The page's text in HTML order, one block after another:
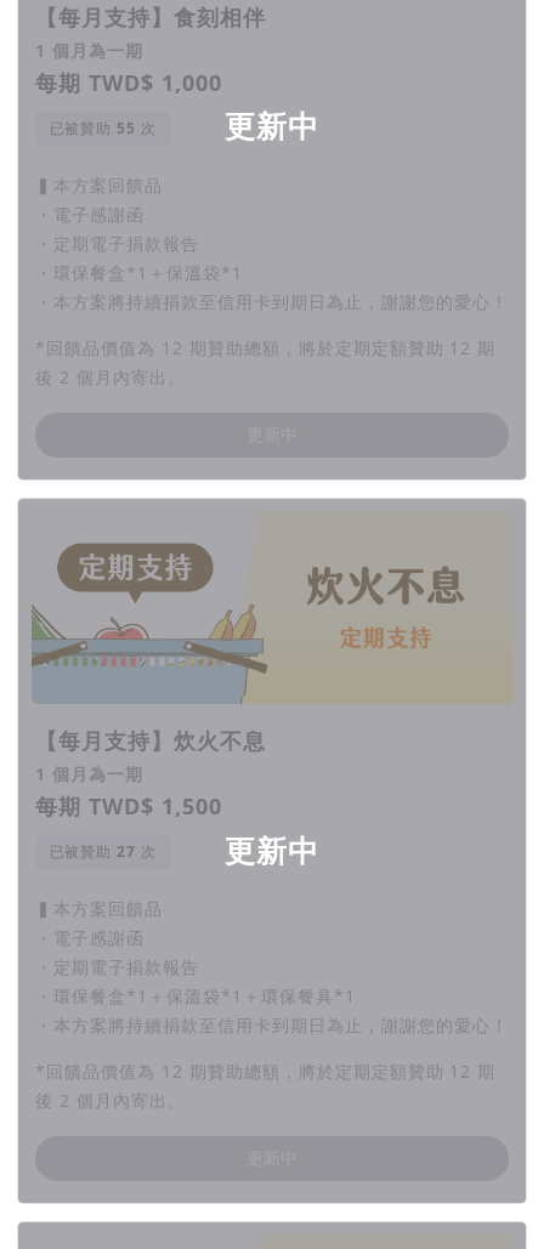
更新中
【每月支持】食刻相伴
1 個月為一期
每期 TWD$ 1,000
已被贊助 次
▍本方案回饋品
・電子感謝函
・定期電子捐款報告
・環保餐盒*1＋保溫袋*1
・本方案將持續捐款至信用卡到期日為止，謝謝您的愛心！
*回饋品價值為 12 期贊助總額，將於定期定額贊助 12 期
後 2 個月內寄出。
更新中
【每月支持】炊火不息
1 個月為一期
每期 TWD$ 1,500
已被贊助 次
▍本方案回饋品
・電子感謝函
・定期電子捐款報告
・環保餐盒*1＋保溫袋*1＋環保餐具*1
・本方案將持續捐款至信用卡到期日為止，謝謝您的愛心！
*回饋品價值為 12 期贊助總額，將於定期定額贊助 12 期
後 2 個月內寄出。